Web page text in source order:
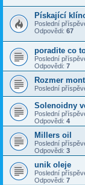
Pískající
Poslední
Odpovědi: 67
poradite co
Poslední
Odpovědi: 7
Rozmer
Poslední
Solenoidny
Poslední
Odpovědi: 4
Millers oil
Poslední
Odpovědi: 3
unik oleje
Poslední
Odpovědi: 7